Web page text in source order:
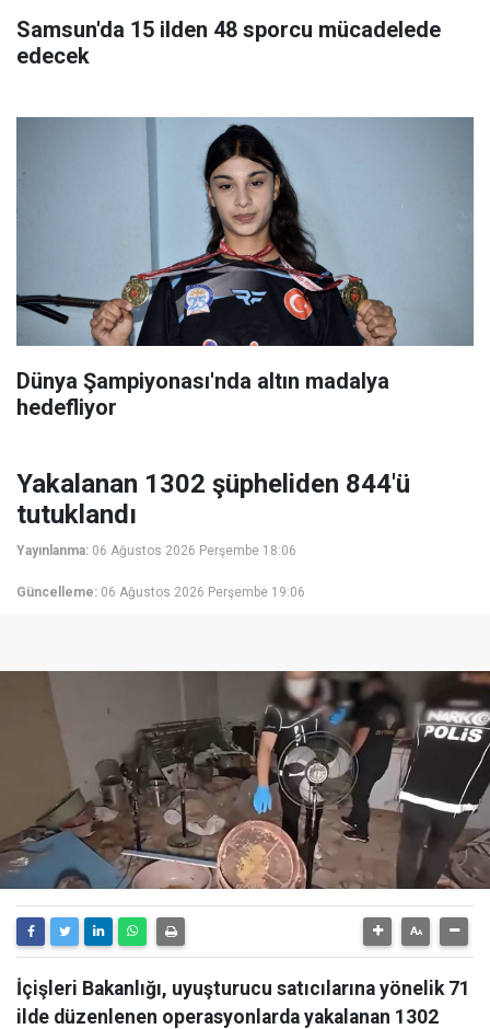
Samsun'da 15 ilden 48 sporcu mücadelede
edecek
Dünya Şampiyonası'nda altın madalya
hedefliyor
Yakalanan 1302 şüpheliden 844'ü
tutuklandı
Yayınlanma: 06 Ağustos 2026 Perşembe 18:06
Güncelleme: 06 Ağustos 2026 Perşembe 19:06
İçişleri Bakanlığı, uyuşturucu satıcılarına yönelik 71
ilde düzenlenen operasyonlarda yakalanan 1302